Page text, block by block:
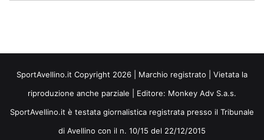
SportAvellino.it Copyright 2026 | Marchio registrato | Vietata la
riproduzione anche parziale | Editore: Monkey Adv S.a.s.
SportAvellino.it è testata giornalistica registrata presso il Tribunale
di Avellino con il n. 10/15 del 22/12/2015